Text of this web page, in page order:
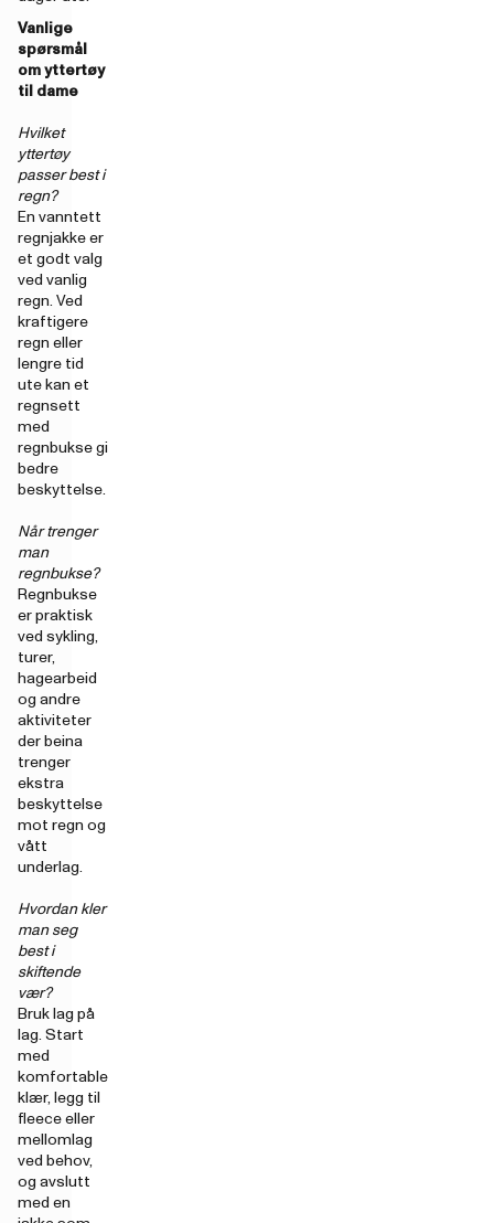
Vanlige
spørsmål
om yttertøy
til dame
Hvilket
yttertøy
passer best i
regn?
En vanntett
regnjakke er
et godt valg
ved vanlig
regn. Ved
kraftigere
regn eller
lengre tid
ute kan et
regnsett
med
regnbukse gi
bedre
beskyttelse.
Når trenger
man
regnbukse?
Regnbukse
er praktisk
ved sykling,
turer,
hagearbeid
og andre
aktiviteter
der beina
trenger
ekstra
beskyttelse
mot regn og
vått
underlag.
Hvordan kler
man seg
best i
skiftende
vær?
Bruk lag på
lag. Start
med
komfortable
klær, legg til
fleece eller
mellomlag
ved behov,
og avslutt
med en